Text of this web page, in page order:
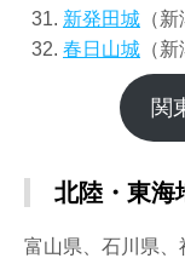
新発田城 （新
春日山城 （新
関
北陸・東海
富山県、石川県